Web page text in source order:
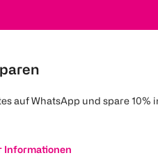
auf WhatsApp und spare 10%
Informationen